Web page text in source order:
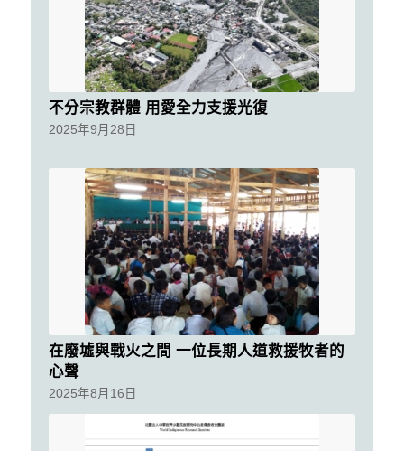
不分宗教群體 用愛全力支援光復
2025年9月28日
在廢墟與戰火之間 一位長期人道救援牧者的
心聲
2025年8月16日